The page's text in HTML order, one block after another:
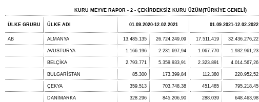
KURU MEYVE RAPOR - 2 - ÇEKİRDEKSİZ KURU ÜZÜM(TÜRKİYE GENELİ)
ÜLKE GRUBU ÜLKE ADI 01.09.2020-12.02.2021 01.09.2021-12.02.2022
AB ALMANYA 13.485.135 26.724.249,09 17.511.419 32.436.276,22
AVUSTURYA 1.166.196 2.231.697,94 1.067.770 1.932.961,23
BELÇİKA 2.793.771 5.359.933,91 2.323.891 4.014.567,26
BULGARİSTAN 85.300 173.399,84 112.380 220.952,52
ÇEKYA 359.513 703.748,38 451.485 795.218,45
DANİMARKA 328.296 845.206,90 288.039 648.463,98